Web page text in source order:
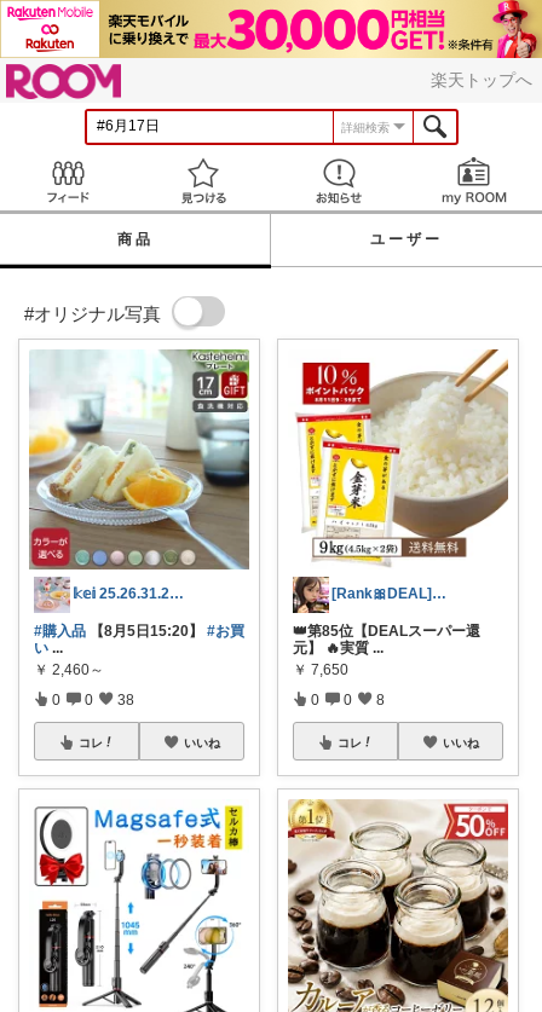
楽天トップへ
詳細検索
見つける お知らせ
商品 ユーザー
#オリジナル写真
𝕜𝕖𝕚 25.26.31.2日💓
#購入品 【8月5日15:20】 #お買
い ...
￥ 2,460～
0 0 38
コレ いいね
[Rank🎀DEAL]毎日コレ＠ano
👑第85位【DEALスーパー還
元】 🔥実質 ...
￥ 7,650
0 0 8
コレ いいね